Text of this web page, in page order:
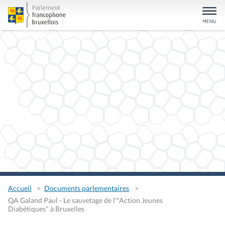
Accueil
Documents parlementaires
QA Galand Paul - Le sauvetage de l'"Action Jeunes
Diabétiques" à Bruxelles